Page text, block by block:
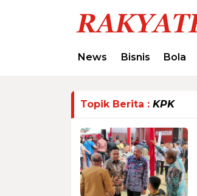
News Bisnis Bola
Topik Berita : KPK